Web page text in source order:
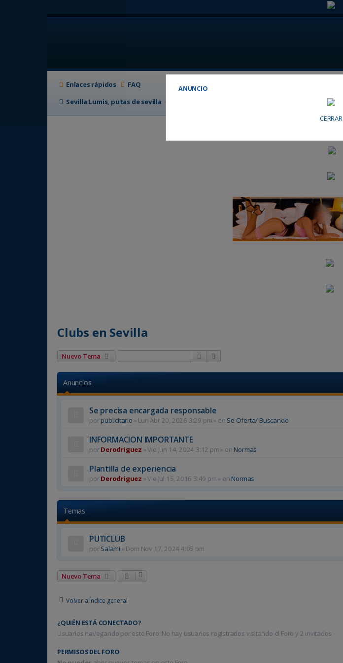
Enlaces rápidos FAQ
Sevilla Lumis, putas de sevilla
Clubs en Sevilla
Nuevo Tema Buscar
Anuncios
Se precisa encargada responsable
porpublicitario » Lun Abr 20, 2026 3:29 pm» en Se Oferta/ Buscando
INFORMACION IMPORTANTE
porDerodriguez »Vie Jun 14, 2024 3:12 pm» en Normas
Plantilla de experiencia
porDerodriguez »Vie Jul 15, 2016 3:49 pm» en Normas
Temas
PUTICLUB
porSalami » Dom Nov 17, 2024 4:05 pm
Nuevo Tema
Volver a Índice general
¿QUIÉN ESTÁ CONECTADO?
Usuarios navegando por este Foro: No hay usuarios registrados visitando el Foro y 2 invitados
PERMISOS DEL FORO
ANUNCIO
CERRAR